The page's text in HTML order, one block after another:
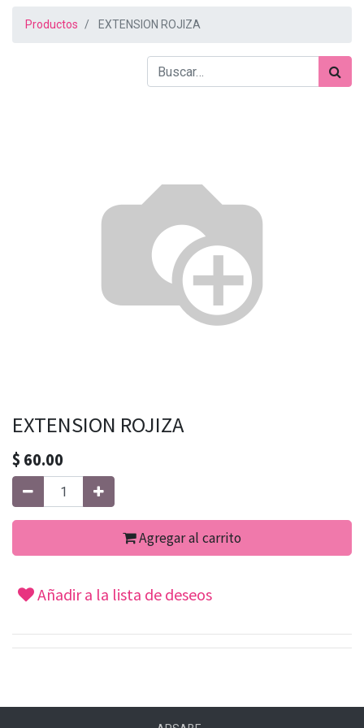
Productos EXTENSION ROJIZA
EXTENSION ROJIZA
$ 60.00
Agregar al carrito
Añadir a la lista de deseos